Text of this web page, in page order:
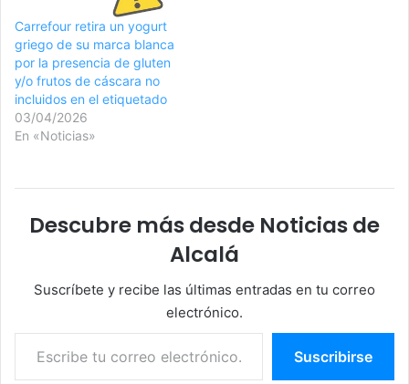
Carrefour retira un yogurt
griego de su marca blanca
por la presencia de gluten
y/o frutos de cáscara no
incluidos en el etiquetado
03/04/2026
En «Noticias»
Descubre más desde Noticias de
Alcalá
Suscríbete y recibe las últimas entradas en tu correo
electrónico.
Escribe tu correo electrónico…
Suscribirse